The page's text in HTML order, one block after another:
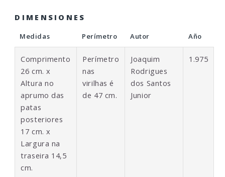
DIMENSIONES
Medidas Perímetro Autor Año
Comprimento
26 cm. x
Altura no
aprumo das
patas
posteriores
17 cm. x
Largura na
traseira 14,5
cm.
Perímetro
nas
virilhas é
de 47 cm.
Joaquim
Rodrigues
dos Santos
Junior
1.975